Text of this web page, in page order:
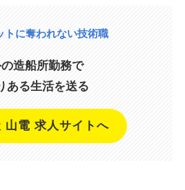
トに奪われない技術職
造船所勤務で
ある生活を送る
山電 求人サイトへ